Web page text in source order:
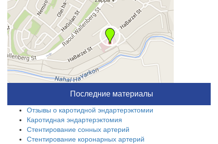
Последние материалы
Отзывы о каротидной эндартерэктомии
Каротидная эндартерэктомия
Стентирование сонных артерий
Стентирование коронарных артерий